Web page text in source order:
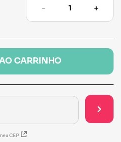
＋
－
CARRINHO
CEP